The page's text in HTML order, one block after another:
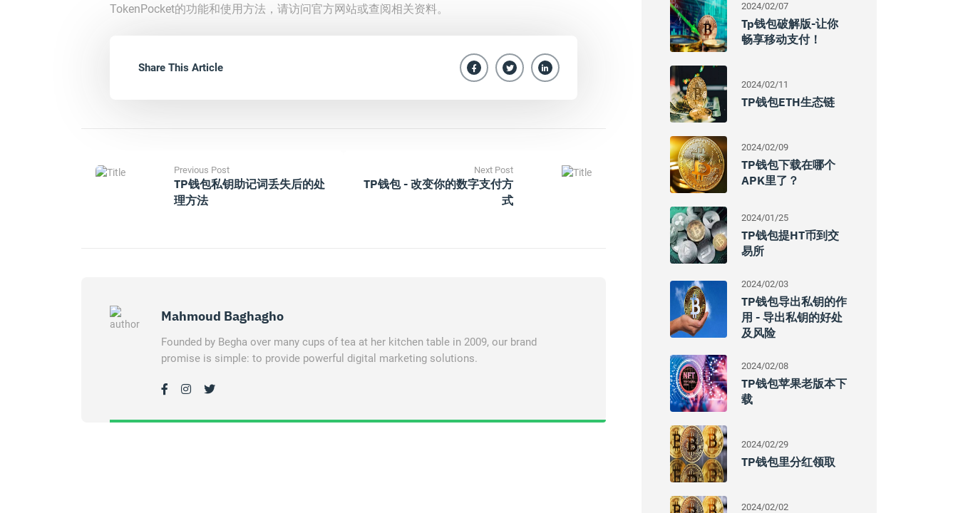
TokenPocket的功能和使用方法，请访问官方网站或查阅相关资料。
Share This Article
Previous Post
TP钱包私钥助记词丢失后的处
理方法
Next Post
TP钱包 - 改变你的数字支付方
式
Mahmoud Baghagho
Founded by Begha over many cups of tea at her kitchen table in 2009, our brand
promise is simple: to provide powerful digital marketing solutions.
2024/02/07
Tp钱包破解版-让你
畅享移动支付！
2024/02/11
TP钱包ETH生态链
2024/02/09
TP钱包下载在哪个
APK里了？
2024/01/25
TP钱包提HT币到交
易所
2024/02/03
TP钱包导出私钥的作
用 - 导出私钥的好处
及风险
2024/02/08
TP钱包苹果老版本下
载
2024/02/29
TP钱包里分红领取
2024/02/02